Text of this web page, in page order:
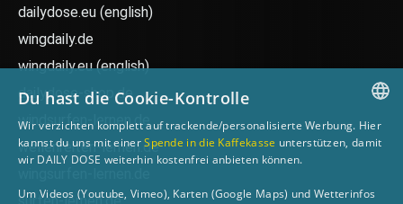
dailydose.eu (english)
wingdaily.de
wingdaily.eu(english)
dailydose-shop.de
windsurfen-lernen.de
wellenreiten-lernen.de
GERMAN
Du hast die Cookie-Kontrolle
Wir verzichten komplett auf trackende/personalisierte Werbung. Hier
kannst du uns mit einerSpende in die Kaffekasse unterstützen, damit
wir DAILY DOSE weiterhin kostenfrei anbieten können.
Um Videos (Youtube, Vimeo), Karten (Google Maps) und Wetterinfos